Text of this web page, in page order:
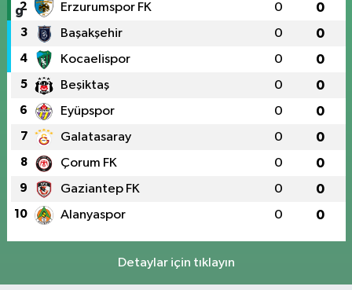
2 Erzurumspor FK 0 0
3 Başakşehir 0 0
4 Kocaelispor 0 0
5 Beşiktaş 0 0
6 Eyüpspor 0 0
7 Galatasaray 0 0
8 Çorum FK 0 0
9 Gaziantep FK 0 0
10 Alanyaspor 0 0
Detaylar için tıklayın